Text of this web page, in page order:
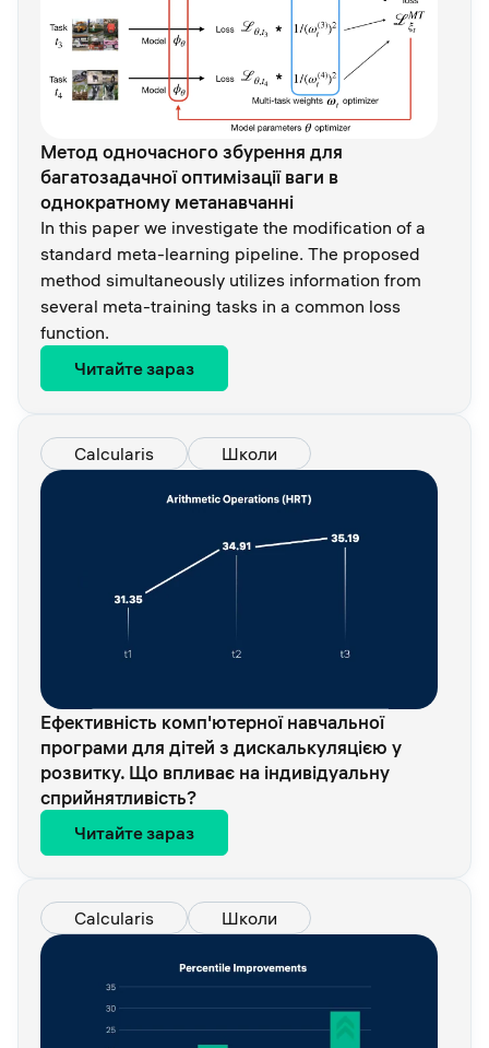
Метод одночасного збурення для
багатозадачної оптимізації ваги в
однократному метанавчанні
In this paper we investigate the modification of a
standard meta-learning pipeline. The proposed
method simultaneously utilizes information from
several meta-training tasks in a common loss
function.
Читайте зараз
Calcularis Школи
Ефективність комп'ютерної навчальної
програми для дітей з дискалькуляцією у
розвитку. Що впливає на індивідуальну
сприйнятливість?
Читайте зараз
Calcularis Школи